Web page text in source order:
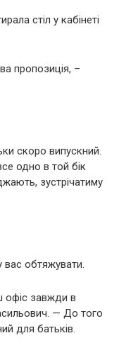
стіл у кабінеті
пропозиція, –
скоро випускний.
одно в той бік
зустрічатиму
обтяжувати.
завжди в
— До того
для батьків.